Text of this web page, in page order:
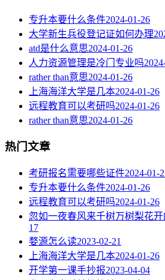
专升本要什么条件2024-01-26
大学新生兵役登记证如何办理
atd是什么意思2024-01-26
人力资源管理是冷门专业吗
rather than意思2024-01-26
上海海洋大学是几本2024-01-26
远程教育可以考研吗2024-01-26
rather than意思2024-01-26
热门文章
考研报名需要哪些证件2024-01-
专升本要什么条件2024-01-26
远程教育可以考研吗2024-01-26
忽如一夜春风来千树万树梨花
17
婺源怎么读2023-02-21
上海海洋大学是几本2024-01-26
开学第一课手抄报2023-04-04